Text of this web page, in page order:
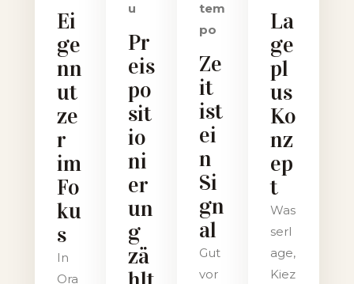
Ei
ge
nn
ut
ze
r
im
Fo
ku
s
In
Ora
u
Pr
eis
po
sit
io
ni
er
un
g
zä
tem
po
Ze
it
ist
ei
n
Si
gn
al
Gut
vor
La
ge
pl
us
Ko
nz
ep
t
Was
serl
age,
Kiez